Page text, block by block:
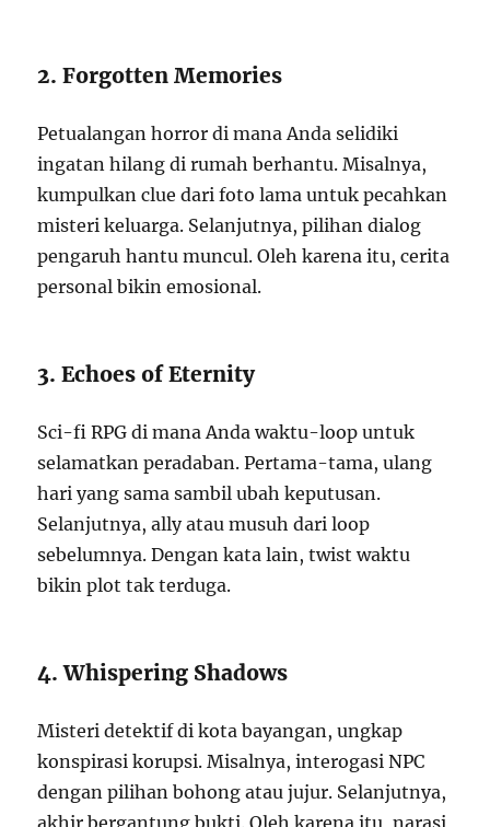
2. Forgotten Memories
Petualangan horror di mana Anda selidiki
ingatan hilang di rumah berhantu. Misalnya,
kumpulkan clue dari foto lama untuk pecahkan
misteri keluarga. Selanjutnya, pilihan dialog
pengaruh hantu muncul. Oleh karena itu, cerita
personal bikin emosional.
3. Echoes of Eternity
Sci-fi RPG di mana Anda waktu-loop untuk
selamatkan peradaban. Pertama-tama, ulang
hari yang sama sambil ubah keputusan.
Selanjutnya, ally atau musuh dari loop
sebelumnya. Dengan kata lain, twist waktu
bikin plot tak terduga.
4. Whispering Shadows
Misteri detektif di kota bayangan, ungkap
konspirasi korupsi. Misalnya, interogasi NPC
dengan pilihan bohong atau jujur. Selanjutnya,
akhir bergantung bukti. Oleh karena itu, narasi